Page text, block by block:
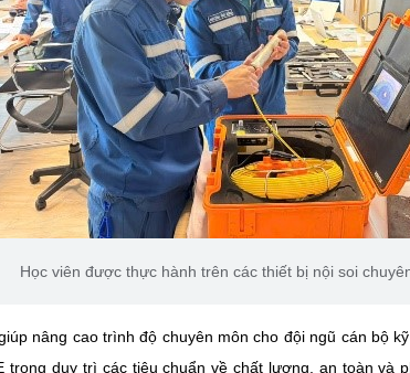
Học viên được thực hành trên các thiết bị nội soi
nâng cao trình độ chuyên môn cho đội ngũ cán bộ
trong duy trì các tiêu chuẩn về chất lượng, an toàn và